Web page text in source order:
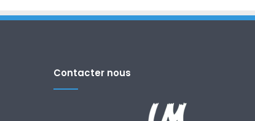
Contacter nous